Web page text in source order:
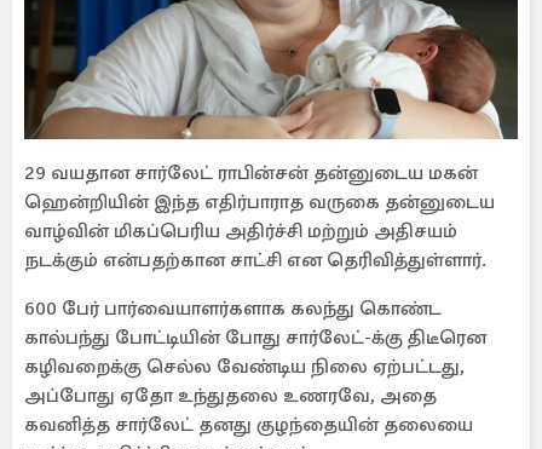
29 வயதான சார்லேட் ராபின்சன் தன்னுடைய மகன்
ஹென்றியின் இந்த எதிர்பாராத வருகை தன்னுடைய
வாழ்வின் மிகப்பெரிய அதிர்ச்சி மற்றும் அதிசயம்
நடக்கும் என்பதற்கான சாட்சி என தெரிவித்துள்ளார்.
600 பேர் பார்வையாளர்களாக கலந்து கொண்ட
கால்பந்து போட்டியின் போது சார்லேட்-க்கு திடீரென
கழிவறைக்கு செல்ல வேண்டிய நிலை ஏற்பட்டது,
அப்போது ஏதோ உந்துதலை உணரவே, அதை
கவனித்த சார்லேட் தனது குழந்தையின் தலையை